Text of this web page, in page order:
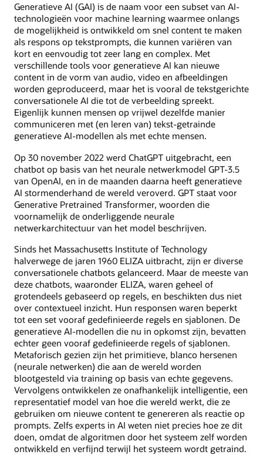
Generatieve AI (GAI) is de naam voor een subset van AI-
technologieën voor machine learning waarmee onlangs
de mogelijkheid is ontwikkeld om snel content te maken
als respons op tekstprompts, die kunnen variëren van
kort en eenvoudig tot zeer lang en complex. Met
verschillende tools voor generatieve AI kan nieuwe
content in de vorm van audio, video en afbeeldingen
worden geproduceerd, maar het is vooral de tekstgerichte
conversationele AI die tot de verbeelding spreekt.
Eigenlijk kunnen mensen op vrijwel dezelfde manier
communiceren met (en leren van) tekst-getrainde
generatieve AI-modellen als met echte mensen.
Op 30 november 2022 werd ChatGPT uitgebracht, een
chatbot op basis van het neurale netwerkmodel GPT-3.5
van OpenAI, en in de maanden daarna heeft generatieve
AI stormenderhand de wereld veroverd. GPT staat voor
Generative Pretrained Transformer, woorden die
voornamelijk de onderliggende neurale
netwerkarchitectuur van het model beschrijven.
Sinds het Massachusetts Institute of Technology
halverwege de jaren 1960 ELIZA uitbracht, zijn er diverse
conversationele chatbots gelanceerd. Maar de meeste van
deze chatbots, waaronder ELIZA, waren geheel of
grotendeels gebaseerd op regels, en beschikten dus niet
over contextueel inzicht. Hun responsen waren beperkt
tot een set vooraf gedefinieerde regels en sjablonen. De
generatieve AI-modellen die nu in opkomst zijn, bevatten
echter geen vooraf gedefinieerde regels of sjablonen.
Metaforisch gezien zijn het primitieve, blanco hersenen
(neurale netwerken) die aan de wereld worden
blootgesteld via training op basis van echte gegevens.
Vervolgens ontwikkelen ze onafhankelijk intelligentie, een
representatief model van hoe die wereld werkt, die ze
gebruiken om nieuwe content te genereren als reactie op
prompts. Zelfs experts in AI weten niet precies hoe ze dit
doen, omdat de algoritmen door het systeem zelf worden
ontwikkeld en verfijnd terwijl het systeem wordt getraind.